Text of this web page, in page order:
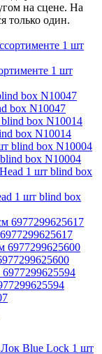
на сцене. На
только один.
1 шт
box N10047
box N10014
box N10004
1 шт blind box